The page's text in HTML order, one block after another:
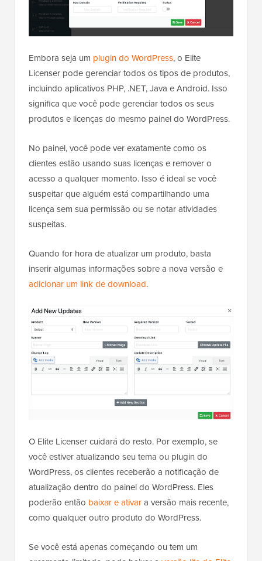
Embora seja um plugin do WordPress, o Elite
Licenser pode gerenciar todos os tipos de produtos,
incluindo aplicativos PHP, .NET, Java e Android. Isso
significa que você pode gerenciar todos os seus
produtos e licenças do mesmo painel do WordPress.
No painel, você pode ver exatamente como os
clientes estão usando suas licenças e remover o
acesso a qualquer momento. Isso é ideal se você
suspeitar que alguém está compartilhando uma
licença sem sua permissão ou se notar atividades
suspeitas.
Quando for hora de atualizar um produto, basta
inserir algumas informações sobre a nova versão e
adicionar um link de download.
O Elite Licenser cuidará do resto. Por exemplo, se
você estiver atualizando seu tema ou plugin do
WordPress, os clientes receberão a notificação de
atualização dentro do painel do WordPress. Eles
poderão então baixar e ativara versão mais recente,
como qualquer outro produto do WordPress.
Se você está apenas começando ou tem um